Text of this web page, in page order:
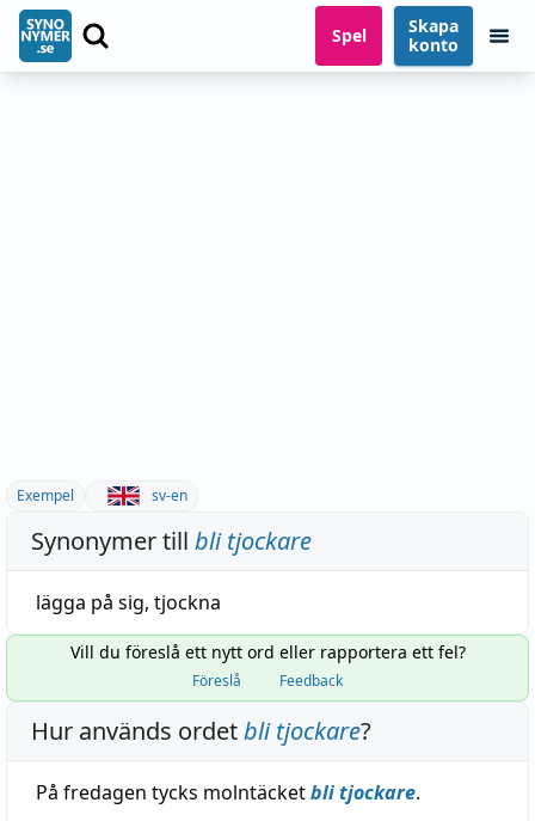
Spel
Skapa
konto
Exempel sv-en
Synonymer till bli tjockare
lägga på sig, tjockna
Vill du föreslå ett nytt ord eller rapportera ett fel?
Föreslå Feedback
Hur används ordetbli tjockare?
På fredagen tycks molntäcketbli tjockare.